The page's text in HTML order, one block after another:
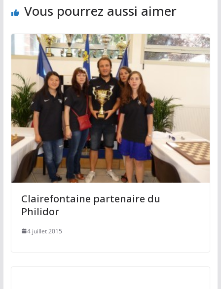
o n
Vous pourrez aussi aimer
Clairefontaine partenaire du
Philidor
4 juillet 2015